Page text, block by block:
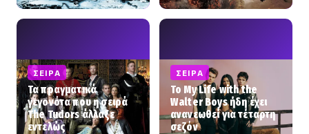
ΣΕΙΡΆ
Τα πραγματικά
γεγονότα που η σειρά
The Tudors άλλαξε
εντελώς
ΣΕΙΡΆ
Το My Life with the
Walter Boys ήδη έχει
ανανεωθεί για τέταρτη
σεζόν